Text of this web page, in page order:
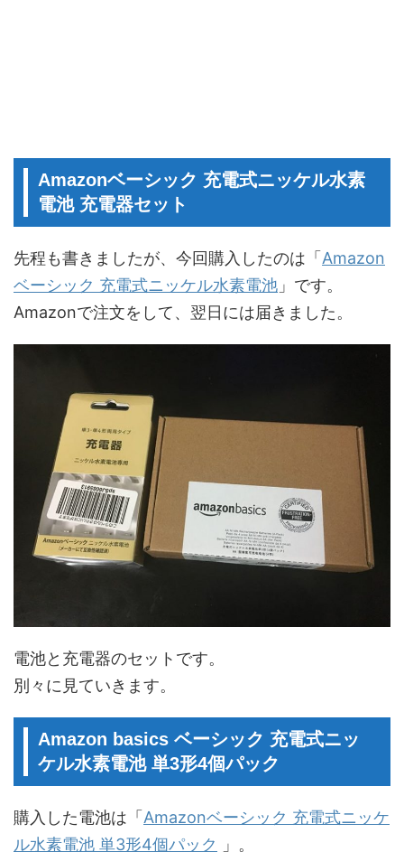
Amazonベーシック 充電式ニッケル水素
電池 充電器セット
先程も書きましたが、今回購入したのは「 Amazon
ベーシック 充電式ニッケル水素電池 」です。
Amazonで注文をして、翌日には届きました。
電池と充電器のセットです。
別々に見ていきます。
Amazon basics ベーシック 充電式ニッ
ケル水素電池 単3形4個パック
購入した電池は「 Amazonベーシック 充電式ニッケ
ル水素電池 単3形4個パック
」。